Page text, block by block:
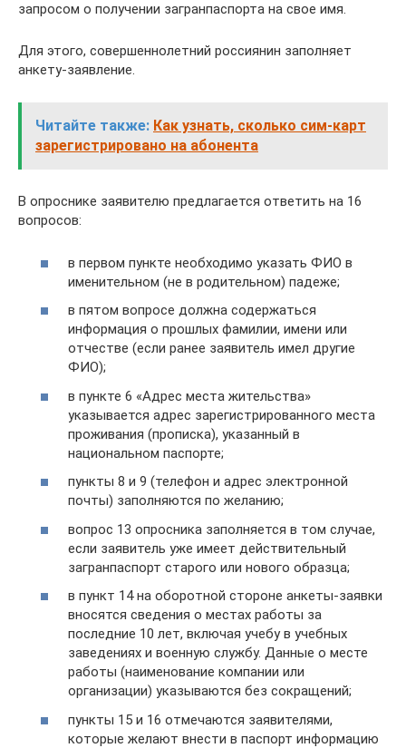
запросом о получении загранпаспорта на свое имя.
Для этого, совершеннолетний россиянин заполняет
анкету-заявление.
Читайте также: Как узнать, сколько сим-карт
зарегистрировано на абонента
В опроснике заявителю предлагается ответить на 16
вопросов:
в первом пункте необходимо указать ФИО в
именительном (не в родительном) падеже;
в пятом вопросе должна содержаться
информация о прошлых фамилии, имени или
отчестве (если ранее заявитель имел другие
ФИО);
в пункте 6 «Адрес места жительства»
указывается адрес зарегистрированного места
проживания (прописка), указанный в
национальном паспорте;
пункты 8 и 9 (телефон и адрес электронной
почты) заполняются по желанию;
вопрос 13 опросника заполняется в том случае,
если заявитель уже имеет действительный
загранпаспорт старого или нового образца;
в пункт 14 на оборотной стороне анкеты-заявки
вносятся сведения о местах работы за
последние 10 лет, включая учебу в учебных
заведениях и военную службу. Данные о месте
работы (наименование компании или
организации) указываются без сокращений;
пункты 15 и 16 отмечаются заявителями,
которые желают внести в паспорт информацию